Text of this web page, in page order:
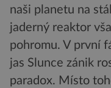
naši planetu na
jaderný reaktor
pohromu. V první
jas Slunce zánik
paradox. Místo